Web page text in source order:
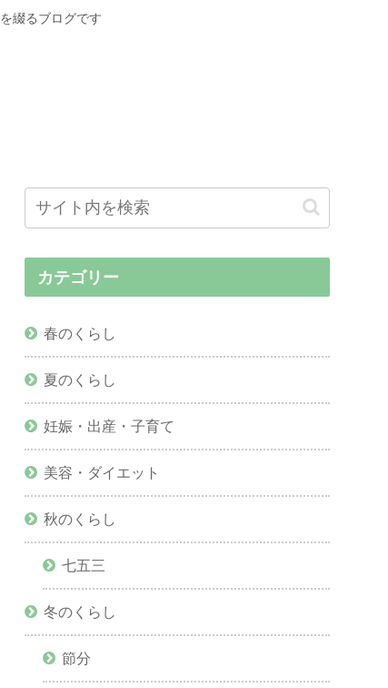
綴るブログです
カテゴリー
春のくらし
夏のくらし
妊娠・出産・子育て
美容・ダイエット
秋のくらし
七五三
冬のくらし
節分